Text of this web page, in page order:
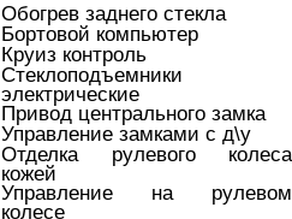
Обогрев заднего стекла
Бортовой компьютер
Круиз контроль
Стеклоподъемники
электрические
Привод центрального замка
Управление замками с д\у
Отделка рулевого колеса
кожей
Управление на рулевом
колесе